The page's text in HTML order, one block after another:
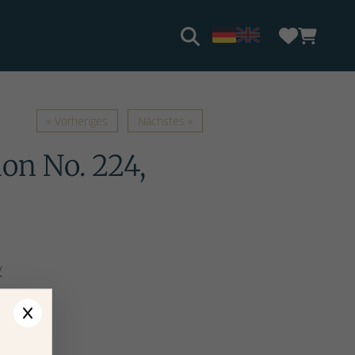
« Vorheriges Nächstes »
No. 224,